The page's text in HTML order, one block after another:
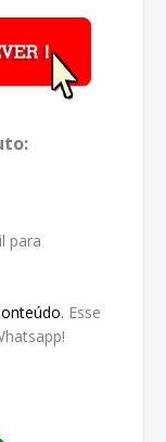
para
. Esse